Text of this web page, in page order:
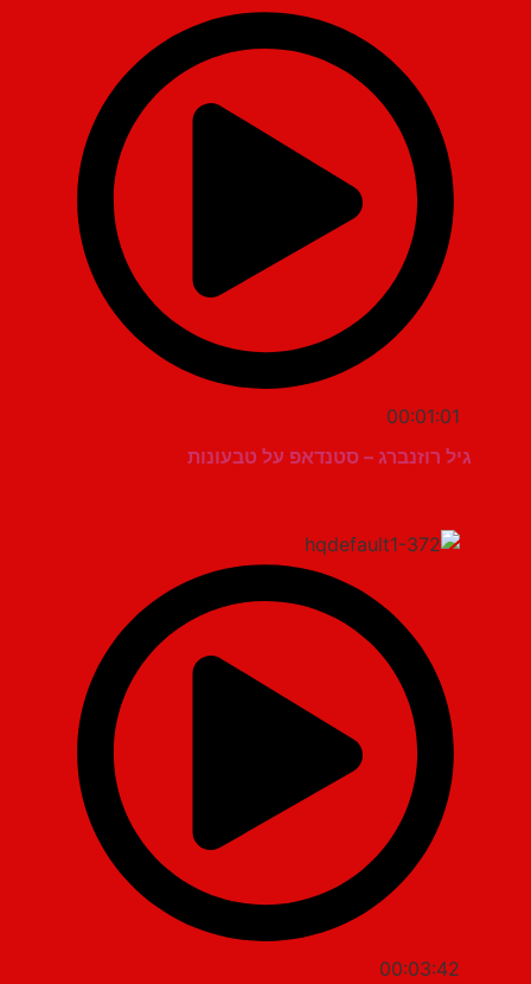
00:01:01
גיל רוזנברג – סטנדאפ על טבעונות
00:03:42